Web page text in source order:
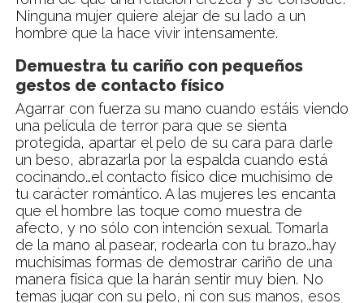
Ninguna mujer quiere alejar de su lado a un
hombre que la hace vivir intensamente.
Demuestra tu cariño con pequeños
gestos de contacto físico
Agarrar con fuerza su mano cuando estáis viendo
una película de terror para que se sienta
protegida, apartar el pelo de su cara para darle
un beso, abrazarla por la espalda cuando está
cocinando…el contacto físico dice muchísimo de
tu carácter romántico. A las mujeres les encanta
que el hombre las toque como muestra de
afecto, y no sólo con intención sexual. Tomarla
de la mano al pasear, rodearla con tu brazo…hay
muchísimas formas de demostrar cariño de una
manera física que la harán sentir muy bien. No
temas jugar con su pelo, ni con sus manos, esos